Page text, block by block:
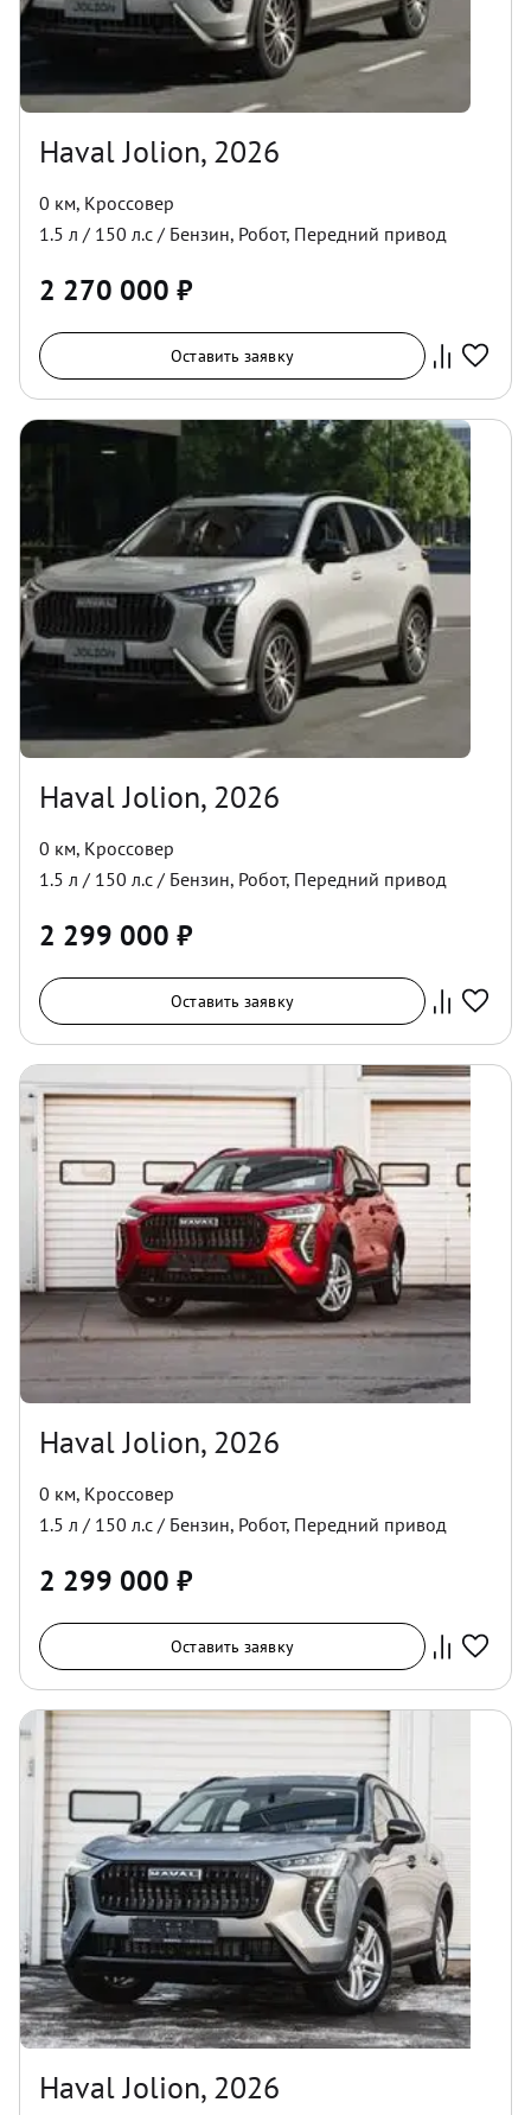
Haval Jolion, 2026
0 км, Кроссовер
1.5 л / 150 л.с / Бензин, Робот, Передний привод
2 270 000 ₽
Оставить заявку
Haval Jolion, 2026
0 км, Кроссовер
1.5 л / 150 л.с / Бензин, Робот, Передний привод
2 299 000 ₽
Оставить заявку
Haval Jolion, 2026
0 км, Кроссовер
1.5 л / 150 л.с / Бензин, Робот, Передний привод
2 299 000 ₽
Оставить заявку
Haval Jolion, 2026